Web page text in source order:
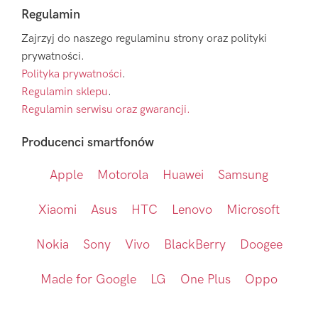
Regulamin
Zajrzyj do naszego regulaminu strony oraz polityki
prywatności.
Polityka prywatności.
Regulamin sklepu.
Regulamin serwisu oraz gwarancji.
Producenci smartfonów
Apple Motorola Huawei Samsung
Xiaomi Asus HTC Lenovo Microsoft
Nokia Sony Vivo BlackBerry Doogee
Made for Google LG One Plus Oppo